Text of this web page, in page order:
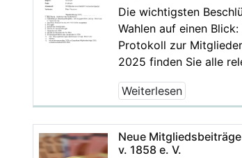
Die wichtigsten
Wahlen auf einen
Protokoll zur
2025 finden Sie alle
Weiterlesen
Neue
v. 1858 e. V.